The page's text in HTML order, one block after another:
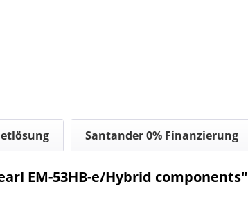
Santander 0% Finanzierung
EM-53HB-e/Hybrid components"